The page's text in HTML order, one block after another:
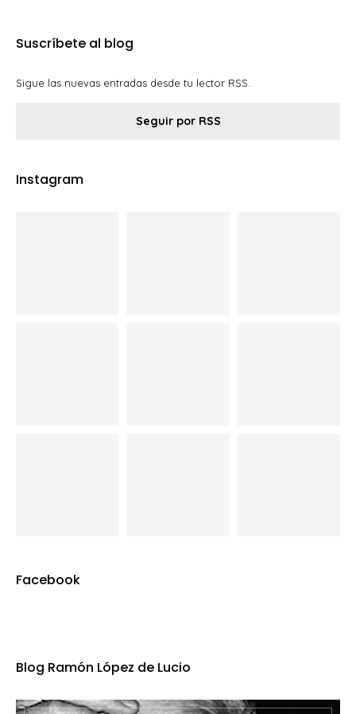
Suscríbete al blog
Sigue las nuevas entradas desde tu lector RSS.
Seguir por RSS
Instagram
Facebook
Blog Ramón López de Lucio